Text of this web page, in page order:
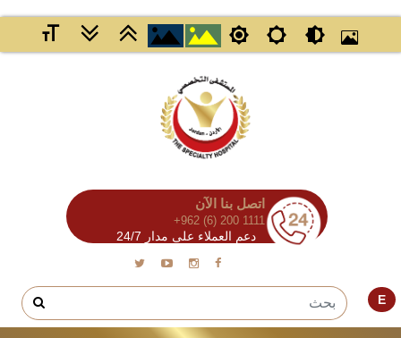
اتصل بنا الآن
+962 (6) 200 1111
دعم العملاء على مدار 24/7
E